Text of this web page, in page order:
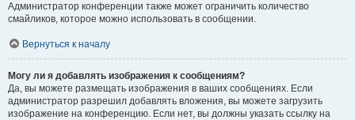
Администратор конференции также может ограничить количество
смайликов, которое можно использовать в сообщении.
Вернуться к началу
Могу ли я добавлять изображения к сообщениям?
Да, вы можете размещать изображения в ваших сообщениях. Если
администратор разрешил добавлять вложения, вы можете загрузить
изображение на конференцию. Если нет, вы должны указать ссылку на